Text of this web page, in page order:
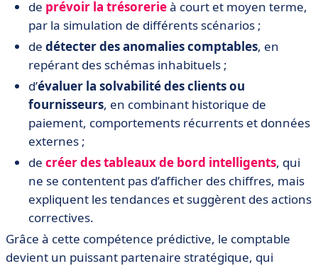
de prévoir la trésorerieà court et moyen terme,
par la simulation de différents scénarios ;
de détecter des anomalies comptables, en
repérant des schémas inhabituels ;
d’évaluer la solvabilité des clients ou
fournisseurs, en combinant historique de
paiement, comportements récurrents et données
externes ;
de créer des tableaux de bord intelligents, qui
ne se contentent pas d’afficher des chiffres, mais
expliquent les tendances et suggèrent des actions
correctives.
Grâce à cette compétence prédictive, le comptable
devient un puissant partenaire stratégique, qui